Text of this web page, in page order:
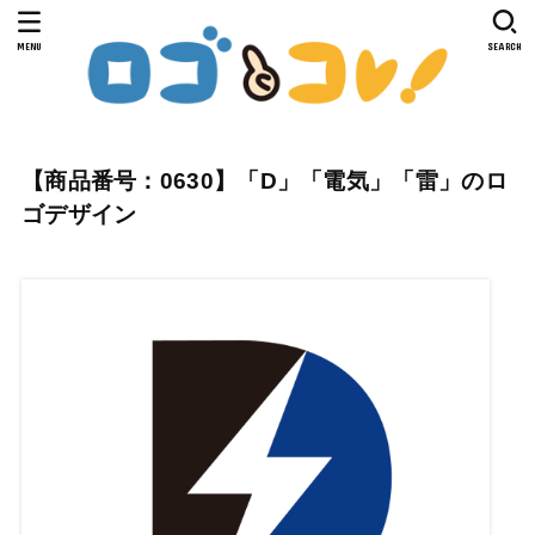
SEARCH
MENU
【商品番号：0630】「D」「電気」「雷」のロ
ゴデザイン